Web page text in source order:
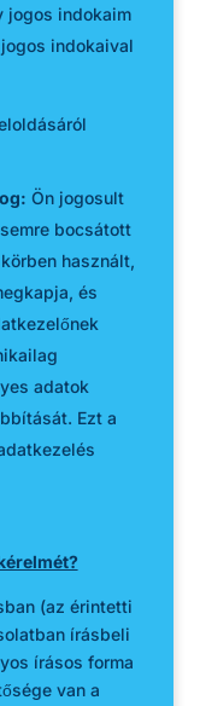
jogos indokaim
indokaival
Ön jogosult
bocsátott
használt,
és
adatok
Ezt a
(az érintetti
írásbeli
írásos forma
van a